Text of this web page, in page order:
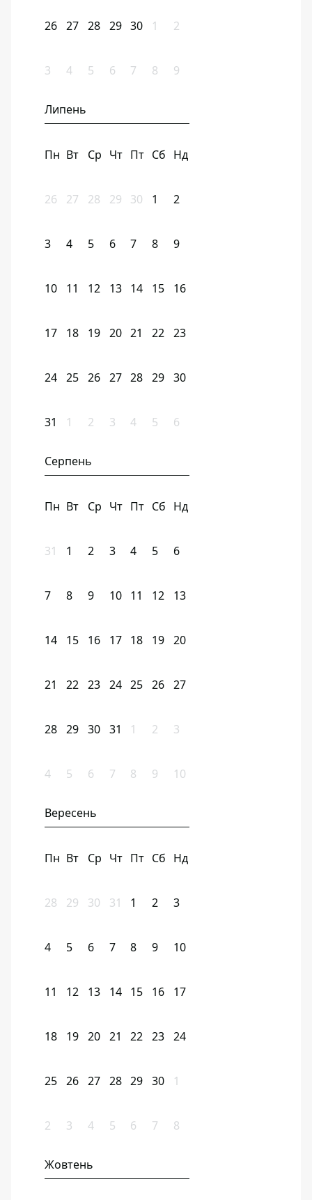
26 27 28 29 30 1 2
3 4 5 6 7 8 9
Липень
Пн Вт Ср Чт Пт Сб Нд
26 27 28 29 30 1 2
3 4 5 6 7 8 9
10 11 12 13 14 15 16
17 18 19 20 21 22 23
24 25 26 27 28 29 30
31 1 2 3 4 5 6
Серпень
Пн Вт Ср Чт Пт Сб Нд
31 1 2 3 4 5 6
7 8 9 10 11 12 13
14 15 16 17 18 19 20
21 22 23 24 25 26 27
28 29 30 31 1 2 3
4 5 6 7 8 9 10
Вересень
Пн Вт Ср Чт Пт Сб Нд
28 29 30 31 1 2 3
4 5 6 7 8 9 10
11 12 13 14 15 16 17
18 19 20 21 22 23 24
25 26 27 28 29 30 1
2 3 4 5 6 7 8
Жовтень